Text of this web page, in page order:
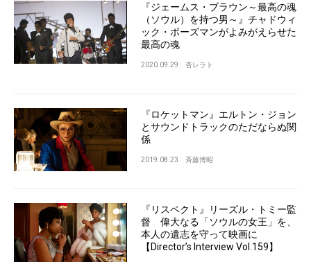
『ジェームス・ブラウン～最高の魂
（ソウル）を持つ男～』チャドウィ
ック・ボーズマンがよみがえらせた
最高の魂
2020.09.29 杏レラト
『ロケットマン』エルトン・ジョン
とサウンドトラックのただならぬ関
係
2019.08.23 斉藤博昭
『リスペクト』リーズル・トミー監
督 偉大なる「ソウルの女王」を、
本人の遺志を守って映画に
【Director’s Interview Vol.159】